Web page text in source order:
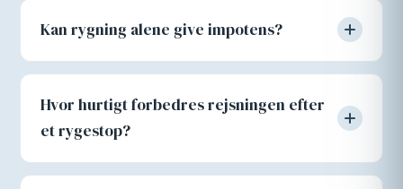
Kan rygning alene give impotens?
Hvor hurtigt forbedres rejsningen efter
et rygestop?